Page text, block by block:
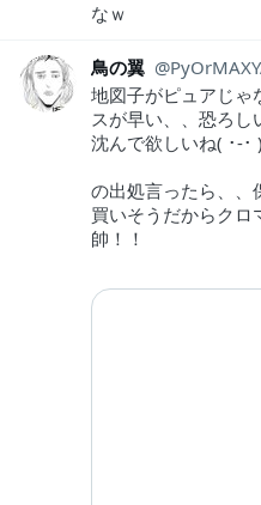
なｗ
鳥の翼
地図子がピュアじゃ
スが早い、、恐ろし
沈んで欲しいね( ･-･ )
の出処言ったら、、
買いそうだからクロ
帥！！